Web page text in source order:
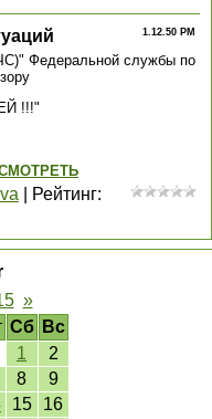
1.12.50 PM
Федеральной службы по
!!!"
Рейтинг:
»
Сб
Вс
1
2
8
9
15
16